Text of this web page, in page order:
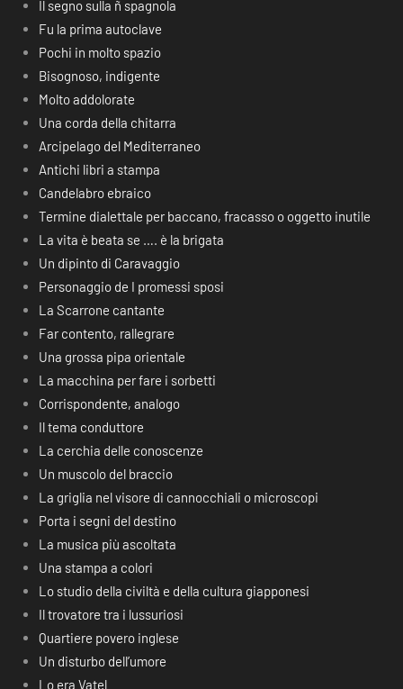
Il segno sulla ñ spagnola
Fu la prima autoclave
Pochi in molto spazio
Bisognoso, indigente
Molto addolorate
Una corda della chitarra
Arcipelago del Mediterraneo
Antichi libri a stampa
Candelabro ebraico
Termine dialettale per baccano, fracasso o oggetto inutile
La vita è beata se …. è la brigata
Un dipinto di Caravaggio
Personaggio de I promessi sposi
La Scarrone cantante
Far contento, rallegrare
Una grossa pipa orientale
La macchina per fare i sorbetti
Corrispondente, analogo
Il tema conduttore
La cerchia delle conoscenze
Un muscolo del braccio
La griglia nel visore di cannocchiali o microscopi
Porta i segni del destino
La musica più ascoltata
Una stampa a colori
Lo studio della civiltà e della cultura giapponesi
Il trovatore tra i lussuriosi
Quartiere povero inglese
Un disturbo dell’umore
Lo era Vatel